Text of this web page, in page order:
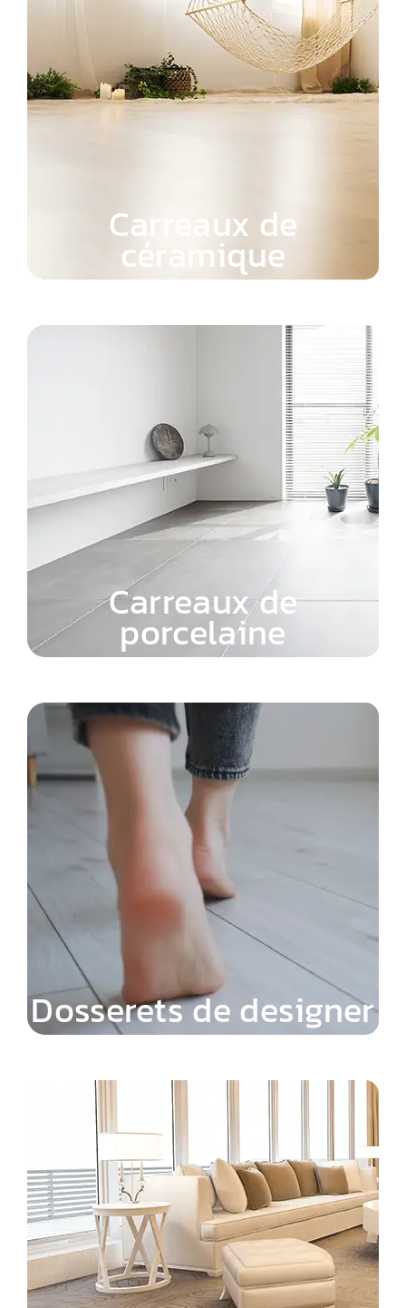
Carreaux de
céramique
Carreaux de
porcelaine
Dosserets de designer